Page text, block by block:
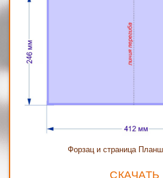
Форзац и страница
СКАЧАТЬ